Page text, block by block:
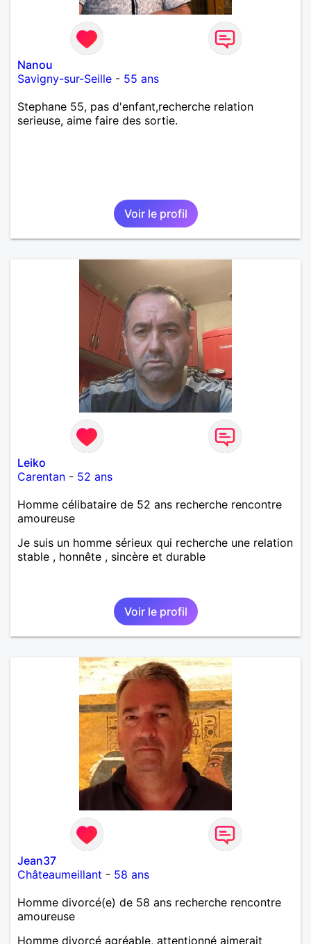
Nanou
Savigny-sur-Seille - 55 ans
Stephane 55, pas d'enfant,recherche relation
serieuse, aime faire des sortie.
Voir le profil
Leiko
Carentan - 52 ans
Homme célibataire de 52 ans recherche rencontre
amoureuse
Je suis un homme sérieux qui recherche une relation
stable , honnête , sincère et durable
Voir le profil
Jean37
Châteaumeillant - 58 ans
Homme divorcé(e) de 58 ans recherche rencontre
amoureuse
Homme divorcé agréable, attentionné aimerait